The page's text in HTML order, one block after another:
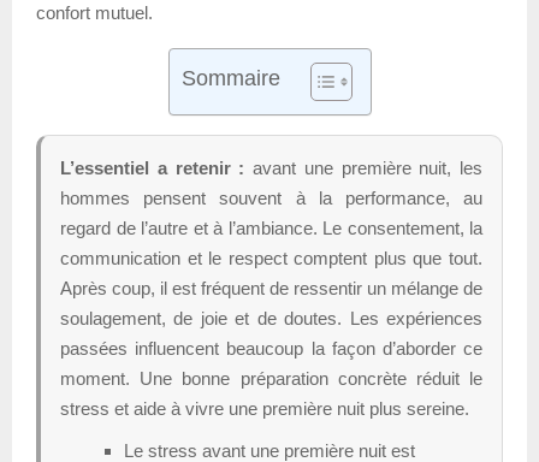
confort mutuel.
Sommaire
L’essentiel a retenir : avant une première nuit, les
hommes pensent souvent à la performance, au
regard de l’autre et à l’ambiance. Le consentement, la
communication et le respect comptent plus que tout.
Après coup, il est fréquent de ressentir un mélange de
soulagement, de joie et de doutes. Les expériences
passées influencent beaucoup la façon d’aborder ce
moment. Une bonne préparation concrète réduit le
stress et aide à vivre une première nuit plus sereine.
Le stress avant une première nuit est